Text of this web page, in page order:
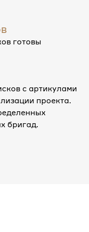
готовы
с артикулами
проекта.
бригад.